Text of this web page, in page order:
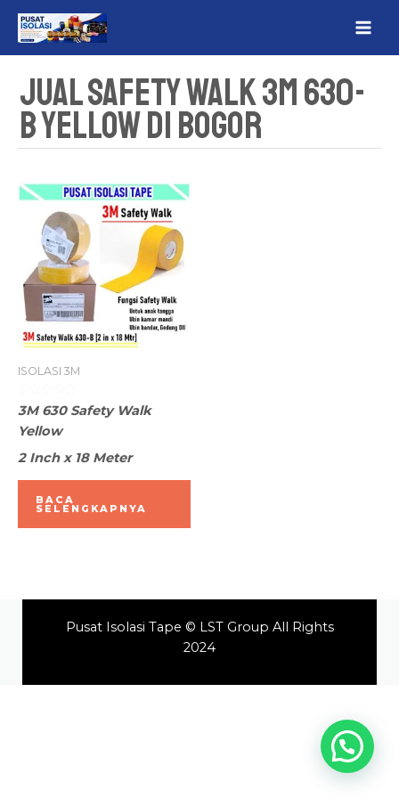
Jual Safety Walk 3M 630-
B Yellow Di Bogor
ISOLASI 3M
Dinilai
0
dari
5
3M 630 Safety Walk
Yellow
2 Inch x 18 Meter
BACA
SELENGKAPNYA
Pusat Isolasi Tape © LST Group All Rights
2024